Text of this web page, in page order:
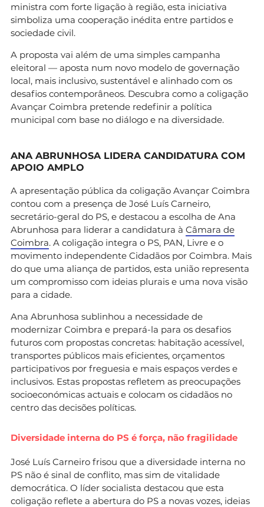
ministra com forte ligação à região, esta iniciativa
simboliza uma cooperação inédita entre partidos e
sociedade civil.
A proposta vai além de uma simples campanha
eleitoral — aposta num novo modelo de governação
local, mais inclusivo, sustentável e alinhado com os
desafios contemporâneos. Descubra como a coligação
Avançar Coimbra pretende redefinir a política
municipal com base no diálogo e na diversidade.
ANA ABRUNHOSA LIDERA CANDIDATURA COM
APOIO AMPLO
A apresentação pública da coligação Avançar Coimbra
contou com a presença de José Luís Carneiro,
secretário-geral do PS, e destacou a escolha de Ana
Abrunhosa para liderar a candidatura à Câmara de
Coimbra. A coligação integra o PS, PAN, Livre e o
movimento independente Cidadãos por Coimbra. Mais
do que uma aliança de partidos, esta união representa
um compromisso com ideias plurais e uma nova visão
para a cidade.
Ana Abrunhosa sublinhou a necessidade de
modernizar Coimbra e prepará-la para os desafios
futuros com propostas concretas: habitação acessível,
transportes públicos mais eficientes, orçamentos
participativos por freguesia e mais espaços verdes e
inclusivos. Estas propostas refletem as preocupações
socioeconómicas actuais e colocam os cidadãos no
centro das decisões políticas.
Diversidade interna do PS é força, não fragilidade
José Luís Carneiro frisou que a diversidade interna no
PS não é sinal de conflito, mas sim de vitalidade
democrática. O líder socialista destacou que esta
coligação reflete a abertura do PS a novas vozes, ideias